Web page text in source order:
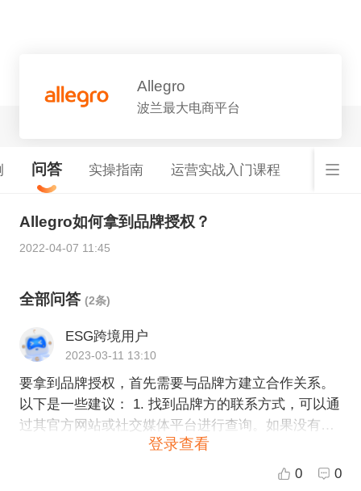
Allegro
波兰最大电商平台
问答 实操指南 运营实战入门课程
Allegro如何拿到品牌授权？
2022-04-07 11:45
全部问答 (2条)
ESG跨境用户
2023-03-11 13:10
要拿到品牌授权，首先需要与品牌方建立合作关系。
以下是一些建议： 1. 找到品牌方的联系方式，可以通
过其官方网站或社交媒体平台进行查询。如果没有直
接联系方式，可以尝试通过其授权代理商或分销商进
登录查看
0 0